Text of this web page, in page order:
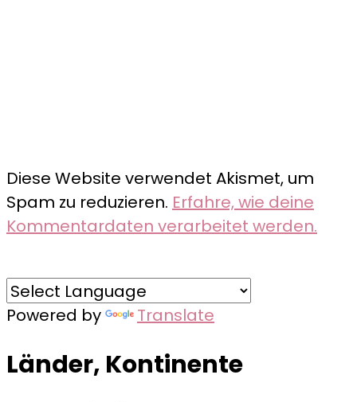
Diese Website verwendet Akismet, um
Spam zu reduzieren. Erfahre, wie deine
Kommentardaten verarbeitet werden.
Powered by Translate
Länder, Kontinente